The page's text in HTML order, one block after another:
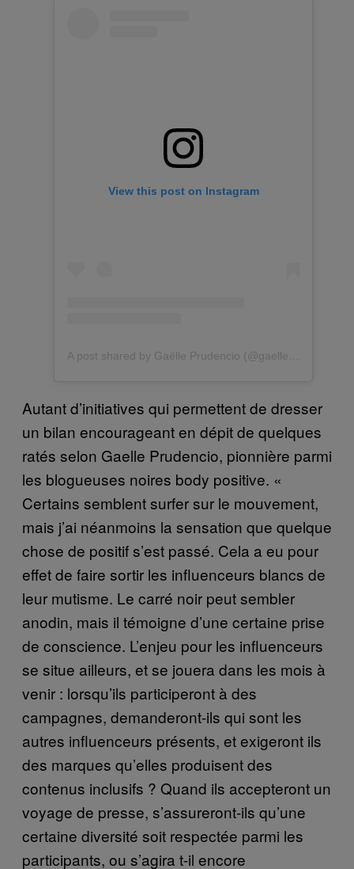
View this post on Instagram
Autant d’initiatives qui permettent de dresser
un bilan encourageant en dépit de quelques
ratés selon Gaelle Prudencio, pionnière parmi
les blogueuses noires body positive. «
Certains semblent surfer sur le mouvement,
mais j’ai néanmoins la sensation que quelque
chose de positif s’est passé. Cela a eu pour
effet de faire sortir les influenceurs blancs de
leur mutisme. Le carré noir peut sembler
anodin, mais il témoigne d’une certaine prise
de conscience. L’enjeu pour les influenceurs
se situe ailleurs, et se jouera dans les mois à
venir : lorsqu’ils participeront à des
campagnes, demanderont-ils qui sont les
autres influenceurs présents, et exigeront ils
des marques qu’elles produisent des
contenus inclusifs ? Quand ils accepteront un
voyage de presse, s’assureront-ils qu’une
certaine diversité soit respectée parmi les
participants, ou s’agira t-il encore